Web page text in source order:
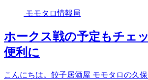
モモタロ情報局
ホークス戦の予定もチェ
便利に
こんにちは。餃子居酒屋 モモタロの久